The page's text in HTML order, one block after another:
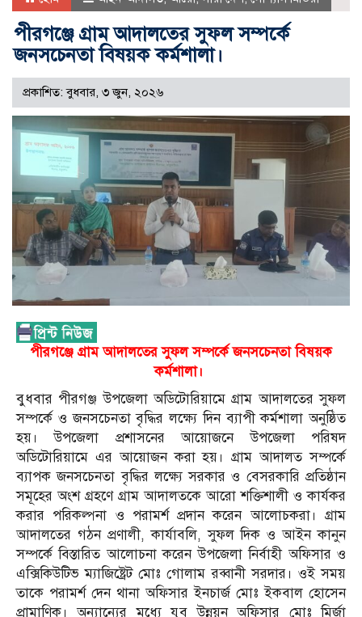
পীরগঞ্জে গ্রাম আদালতের সুফল সম্পর্কে
জনসচেনতা বিষয়ক কর্মশালা।
প্রকাশিত: বুধবার, ৩ জুন, ২০২৬
পীরগঞ্জে গ্রাম আদালতের সুফল সম্পর্কে জনসচেনতা বিষয়ক
কর্মশালা।
বুধবার পীরগঞ্জ উপজেলা অডিটোরিয়ামে গ্রাম আদালতের সুফল
সম্পর্কে ও জনসচেনতা বৃদ্ধির লক্ষ্যে দিন ব্যাপী কর্মশালা অনুষ্ঠিত
হয়। উপজেলা প্রশাসনের আয়োজনে উপজেলা পরিষদ
অডিটোরিয়ামে এর আয়োজন করা হয়। গ্রাম আদালত সম্পর্কে
ব্যাপক জনসচেনতা বৃদ্ধির লক্ষ্যে সরকার ও বেসরকারি প্রতিষ্ঠান
সমূহের অংশ গ্রহণে গ্রাম আদালতকে আরো শক্তিশালী ও কার্যকর
করার পরিকল্পনা ও পরামর্শ প্রদান করেন আলোচকরা। গ্রাম
আদালতের গঠন প্রণালী, কার্যাবলি, সুফল দিক ও আইন কানুন
সম্পর্কে বিস্তারিত আলোচনা করেন উপজেলা নির্বাহী অফিসার ও
এক্সিকিউটিভ ম্যাজিষ্ট্রেট মোঃ গোলাম রব্বানী সরদার। ওই সময়
তাকে পরামর্শ দেন থানা অফিসার ইনচার্জ মোঃ ইকবাল হোসেন
প্রামাণিক। অন্যান্যের মধ্যে যুব উন্নয়ন অফিসার মোঃ মির্জা